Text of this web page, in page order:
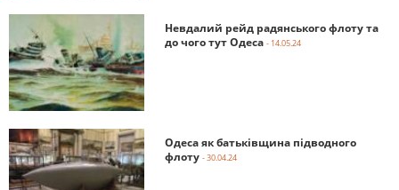
Невдалий рейд радянського флоту та
до чого тут Одеса - 14.05.24
Одеса як батьківщина підводного
флоту - 30.04.24